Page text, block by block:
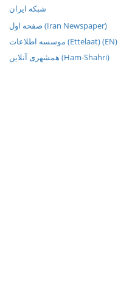
شبکه ايران
صفحه اول (Iran Newspaper)
موسسه اطلاعات (Ettelaat) (EN)
همشهری آنلاین (Ham-Shahri)